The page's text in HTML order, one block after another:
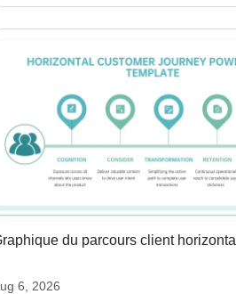
du parcours client horizontal
6, 2026